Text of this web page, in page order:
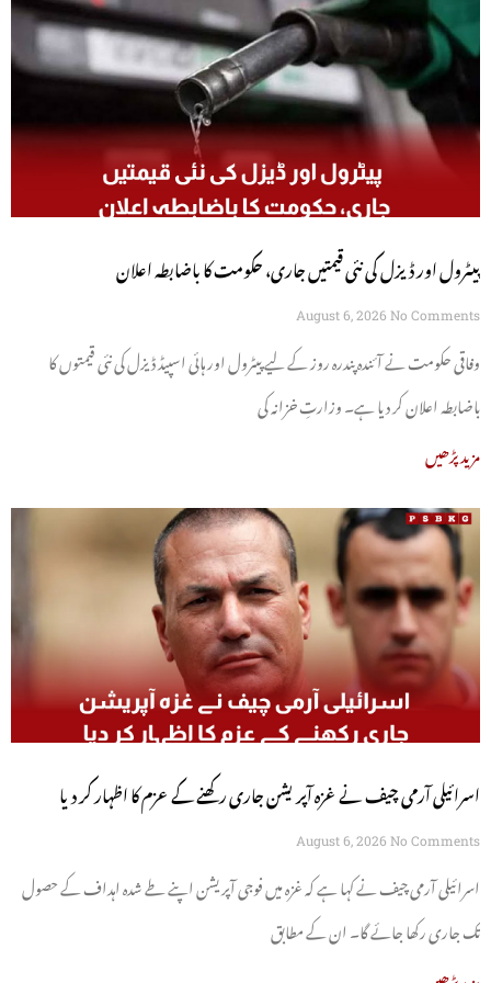
پیٹرول اور ڈیزل کی نئی قیمتیں جاری، حکومت کا باضابطہ اعلان
August 6, 2026 No Comments
وفاقی حکومت نے آئندہ پندرہ روز کے لیے پیٹرول اور ہائی اسپیڈ ڈیزل کی نئی قیمتوں کا
باضابطہ اعلان کر دیا ہے۔ وزارتِ خزانہ کی
مزید پڑھیں
اسرائیلی آرمی چیف نے غزہ آپریشن جاری رکھنے کے عزم کا اظہار کر دیا
August 6, 2026 No Comments
اسرائیلی آرمی چیف نے کہا ہے کہ غزہ میں فوجی آپریشن اپنے طے شدہ اہداف کے حصول
تک جاری رکھا جائے گا۔ ان کے مطابق